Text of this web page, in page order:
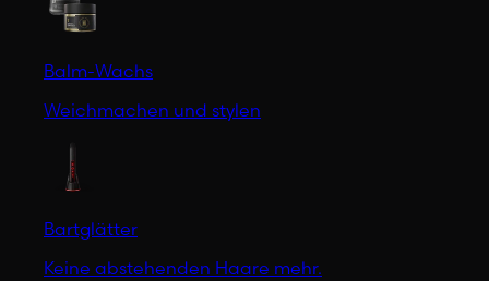
Balm-Wachs
Weichmachen und stylen
Bartglätter
Keine abstehenden Haare mehr.